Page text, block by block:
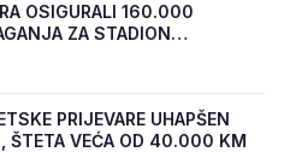
OSIGURALI 160.000
ZA STADION
PRIJEVARE UHAPŠEN
ŠTETA VEĆA OD 40.000 KM